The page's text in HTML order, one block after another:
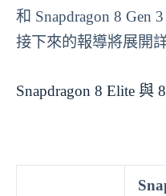
和 Snapdragon 8 Gen
接下來的報導將展開
Snapdragon 8 Elite 與